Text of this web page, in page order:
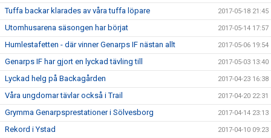
Tuffa backar klarades av våra tuffa löpare 2017-05-18 21:45
Utomhusarena säsongen har börjat 2017-05-14 17:57
Humlestafetten - där vinner Genarps IF nästan allt 2017-05-06 19:54
Genarps IF har gjort en lyckad tävling till 2017-05-03 13:40
Lyckad helg på Backagården 2017-04-23 16:38
Våra ungdomar tävlar också i Trail 2017-04-20 22:31
Grymma Genarpsprestationer i Sölvesborg 2017-04-14 23:13
Rekord i Ystad 2017-04-10 09:23